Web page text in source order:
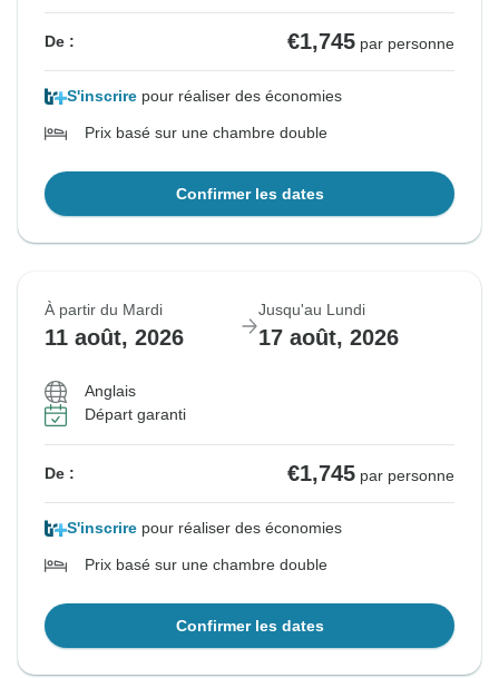
De : €1,745 par personne
S'inscrire pour réaliser des économies
Prix basé sur une chambre double
Confirmer les dates
À partir du Mardi
11 août, 2026
Jusqu'au Lundi
17 août, 2026
Anglais
Départ garanti
De : €1,745 par personne
S'inscrire pour réaliser des économies
Prix basé sur une chambre double
Confirmer les dates